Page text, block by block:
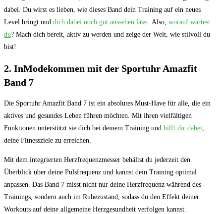
dabei. Du wirst es lieben, wie dieses Band dein Training auf ein neues
Level bringt und dich dabei noch gut aussehen lässt. Also, worauf wartest
du? Mach dich bereit, aktiv zu werden und zeige der Welt, wie stilvoll du
bist!
2. InModekommen mit der Sportuhr Amazfit
Band 7
Die Sportuhr Amazfit Band 7 ist ein absolutes Must-Have für alle, die ein
aktives und gesundes Leben führen möchten. Mit ihren vielfältigen
Funktionen unterstützt sie dich bei deinem Training und hilft dir dabei,
deine Fitnessziele zu erreichen.
Mit dem integrierten Herzfrequenzmesser behältst du jederzeit den
Überblick über deine Pulsfrequenz und kannst dein Training optimal
anpassen. Das Band 7 misst nicht nur deine Herzfrequenz während des
Trainings, sondern auch im Ruhezustand, sodass du den Effekt deiner
Workouts auf deine allgemeine Herzgesundheit verfolgen kannst.